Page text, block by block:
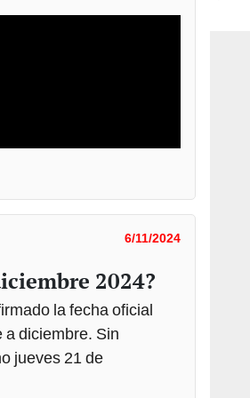
6/11/2024
2024?
la fecha oficial
a diciembre. Sin
jueves 21 de